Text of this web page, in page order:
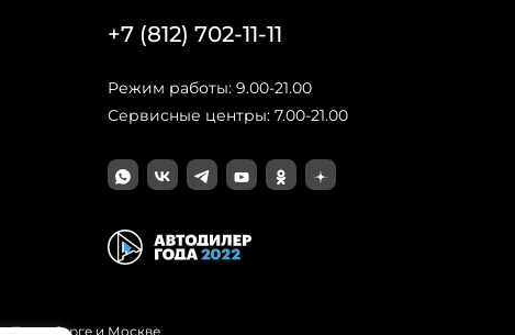
+7 (812) 702-11-11
Режим работы: 9.00-21.00
Сервисные центры: 7.00-21.00
Петербурге и Москве